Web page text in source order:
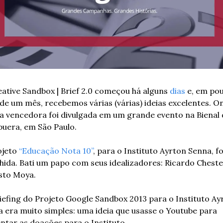
Sandbox | Brief 2.0 começou há alguns dias e, em
um mês, recebemos várias (várias) ideias excelentes.
vencedora foi divulgada em um grande evento na Bienal
em São Paulo.
“Educação Nota 10”, para o Instituto Ayrton Senna,
Bati um papo com seus idealizadores: Ricardo
Moya.
do Projeto Google Sandbox 2013 para o Instituto
era muito simples: uma ideia que usasse o Youtube para